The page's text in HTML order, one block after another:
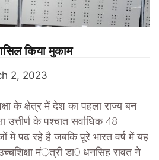
किया मुकाम
2, 2023
के क्षेत्र में देश का पहला राज्य बन
उत्तीर्ण के पश्चात सर्वाधिक 48
मे पढ रहे है जबकि पूरे भारत वर्ष में यह
मं़त्री डा0 धनसिह रावत ने